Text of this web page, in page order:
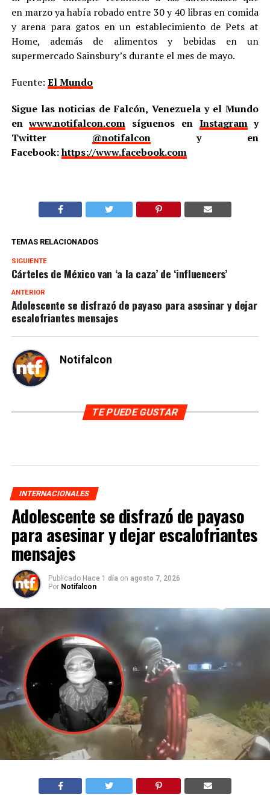
en marzo ya había robado entre 30 y 40 libras en comida
y arena para gatos en un establecimiento de Pets at
Home, además de alimentos y bebidas en un
supermercado Sainsbury’s durante el mes de mayo.
Fuente: El Mundo
Sigue las noticias de Falcón, Venezuela y el Mundo
enwww.notifalcon.com síguenos en Instagramy
Twitter @notifalcony en
Facebook:https://www.facebook.com
TEMAS RELACIONADOS
SIGUIENTE
Cárteles de México van ‘a la caza’ de ‘influencers’
ANTERIOR
Adolescente se disfrazó de payaso para asesinar y dejar
escalofriantes mensajes
Notifalcon
TE PUEDE GUSTAR
INTERNACIONALES
Adolescente se disfrazó de payaso
para asesinar y dejar escalofriantes
mensajes
Publicado Hace 1 día on agosto 7, 2026
Por Notifalcon